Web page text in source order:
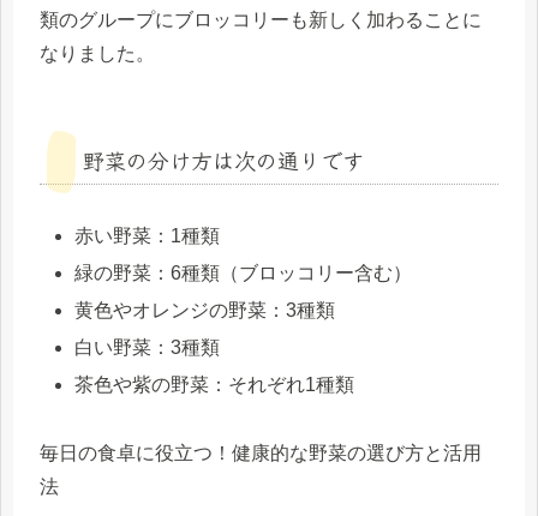
類のグループにブロッコリーも新しく加わることに
なりました。
野菜の分け方は次の通りです
赤い野菜：1種類
緑の野菜：6種類（ブロッコリー含む）
黄色やオレンジの野菜：3種類
白い野菜：3種類
茶色や紫の野菜：それぞれ1種類
毎日の食卓に役立つ！健康的な野菜の選び方と活用
法